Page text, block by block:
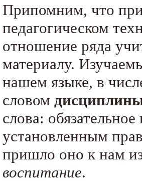
Припомним, что
педагогическом
отношение ряда
материалу.
нашем языке, в
словом
слова:
установленным
пришло оно к нам
воспитание.